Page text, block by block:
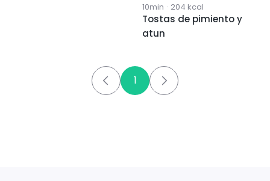
10min · 204 kcal
Tostas de pimiento y
atun
1